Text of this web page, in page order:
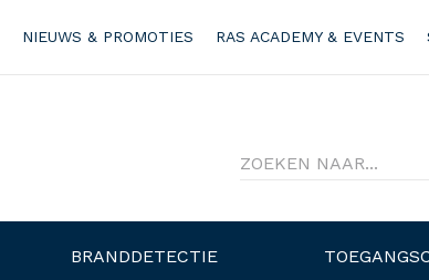
NIEUWS & PROMOTIES RAS ACADEMY & EVENTS
BRANDDETECTIE